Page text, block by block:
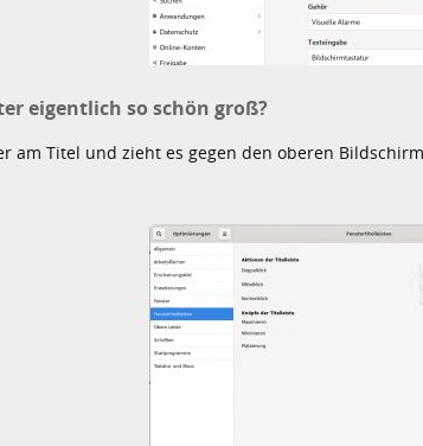
eigentlich so schön groß?
am Titel und zieht es gegen den oberen